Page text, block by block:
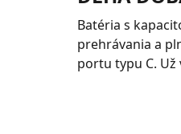
Batéria s
prehrávania a
portu typu C. Už